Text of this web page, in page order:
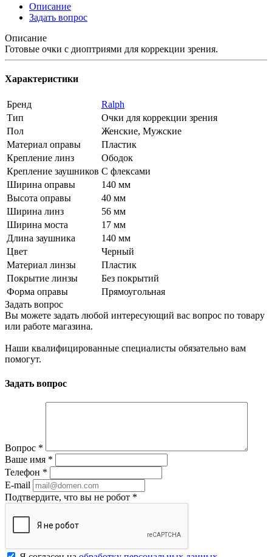
Описание
Задать вопрос
Описание
Готовые очки с диоптриями для коррекции зрения.
Характеристики
Бренд
Ralph
Тип
Очки для коррекции зрения
Пол
Женские, Мужские
Материал оправы
Пластик
Крепление линз
Ободок
Крепление заушников С флексами
Ширина оправы
140 мм
Высота оправы
40 мм
Ширина линз
56 мм
Ширина моста
17 мм
Длина заушника
140 мм
Цвет
Черный
Материал линзы
Пластик
Покрытие линзы
Без покрытий
Форма оправы
Прямоугольная
Задать вопрос
Вы можете задать любой интересующий вас вопрос по товару
или работе магазина.
Наши квалифицированные специалисты обязательно вам
помогут.
Задать вопрос
Вопрос *
Ваше имя *
Телефон *
E-mail
Подтвердите, что вы не робот *